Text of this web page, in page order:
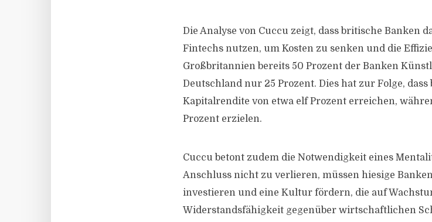
Die Analyse von Cuccu zeigt, dass britische Banken
Fintechs nutzen, um Kosten zu senken und die
Großbritannien bereits 50 Prozent der Banken
Deutschland nur 25 Prozent. Dies hat zur Folge,
Kapitalrendite von etwa elf Prozent erreichen,
Prozent erzielen.
Cuccu betont zudem die Notwendigkeit eines
Anschluss nicht zu verlieren, müssen hiesige
investieren und eine Kultur fördern, die auf
Widerstandsfähigkeit gegenüber wirtschaftlichen